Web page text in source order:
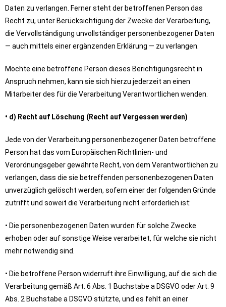
Daten zu verlangen. Ferner steht der betroffenen Person das
Recht zu, unter Berücksichtigung der Zwecke der Verarbeitung,
die Vervollständigung unvollständiger personenbezogener Daten
— auch mittels einer ergänzenden Erklärung — zu verlangen.
Möchte eine betroffene Person dieses Berichtigungsrecht in
Anspruch nehmen, kann sie sich hierzu jederzeit an einen
Mitarbeiter des für die Verarbeitung Verantwortlichen wenden.
• d) Recht auf Löschung (Recht auf Vergessen werden)
Jede von der Verarbeitung personenbezogener Daten betroffene
Person hat das vom Europäischen Richtlinien- und
Verordnungsgeber gewährte Recht, von dem Verantwortlichen zu
verlangen, dass die sie betreffenden personenbezogenen Daten
unverzüglich gelöscht werden, sofern einer der folgenden Gründe
zutrifft und soweit die Verarbeitung nicht erforderlich ist:
• Die personenbezogenen Daten wurden für solche Zwecke
erhoben oder auf sonstige Weise verarbeitet, für welche sie nicht
mehr notwendig sind.
• Die betroffene Person widerruft ihre Einwilligung, auf die sich die
Verarbeitung gemäß Art. 6 Abs. 1 Buchstabe a DSGVO oder Art. 9
Abs. 2 Buchstabe a DSGVO stützte, und es fehlt an einer